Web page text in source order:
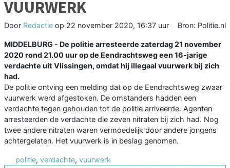
VUURWERK
Door Redactie op 22 november 2020, 16:37 uur Bron: Politie.nl
MIDDELBURG - De politie arresteerde zaterdag 21 november
2020 rond 21.00 uur op de Eendrachtsweg een 16-jarige
verdachte uit Vlissingen, omdat hij illegaal vuurwerk bij zich
had.
De politie ontving een melding dat op de Eendrachtsweg zwaar
vuurwerk werd afgestoken. De omstanders hadden een
verdachte tegen gehouden tot de politie arriveerde. Agenten
arresteerden de verdachte die zeven nitraten bij zich had. Nog
twee andere nitraten waren vermoedelijk door andere jongens
achtergelaten. Het vuurwerk is in beslag genomen.
politie, verdachte, vuurwerk